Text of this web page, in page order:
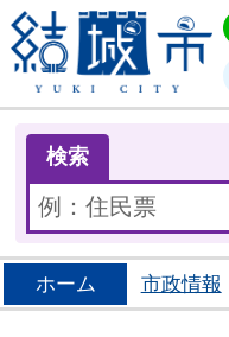
検索
ホーム 市政情報